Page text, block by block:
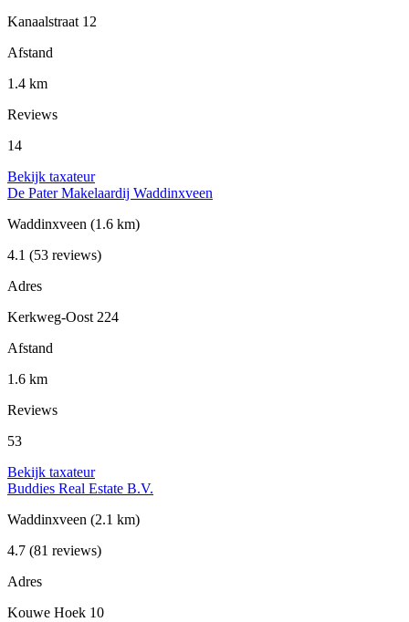
Kanaalstraat 12
Afstand
1.4 km
Reviews
14
Bekijk taxateur
De Pater Makelaardij Waddinxveen
Waddinxveen (1.6 km)
4.1 (53 reviews)
Adres
Kerkweg-Oost 224
Afstand
1.6 km
Reviews
53
Bekijk taxateur
Buddies Real Estate B.V.
Waddinxveen (2.1 km)
4.7 (81 reviews)
Adres
Kouwe Hoek 10